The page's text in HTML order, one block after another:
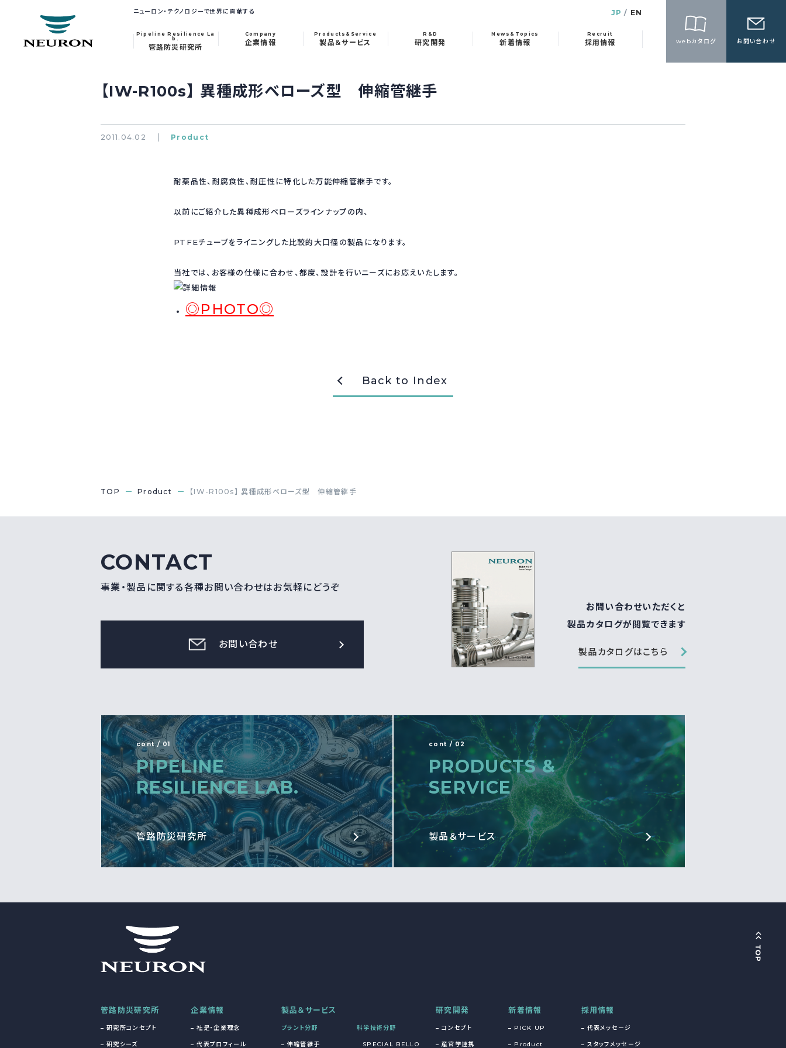
ニューロン・テクノロジーで世界に貢献する JP EN
Pipeline Resilience La
b.
管路防災研究所
Company
企業情報
Products&Service
製品＆サービス
R&D
研究開発
News&Topics
新着情報
Recruit
採用情報 webカタログ お問い合わせ
【IW-R100s】 異種成形ベローズ型 伸縮管継手
2011.04.02 Product
耐薬品性、耐腐食性、耐圧性に特化した万能伸縮管継手です。
以前にご紹介した異種成形ベローズラインナップの内、
PTFEチューブをライニングした比較的大口径の製品になります。
当社では、お客様の仕様に合わせ、都度、設計を行いニーズにお応えいたします。
◎PHOTO◎
Back to Index
TOP Product 【IW-R100s】 異種成形ベローズ型 伸縮管継手
CONTACT
事業・製品に関する各種お問い合わせはお気軽にどうぞ
お問い合わせ
お問い合わせいただくと
製品カタログが閲覧できます
製品カタログはこちら
cont / 01
PIPELINE
RESILIENCE LAB.
管路防災研究所
cont / 02
PRODUCTS &
SERVICE
製品＆サービス
管路防災研究所
研究所コンセプト
研究シーズ
企業情報
社是・企業理念
代表プロフィール
製品＆サービス
プラント分野
伸縮管継手
科学技術分野
SPECIAL BELLO
研究開発
コンセプト
産官学連携
新着情報
PICK UP
Product
採用情報
代表メッセージ
スタッフメッセージ